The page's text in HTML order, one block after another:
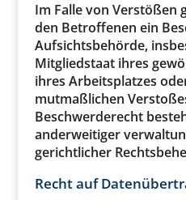
Im Falle von Verstößen
den Betroffenen ein
Aufsichtsbehörde,
Mitgliedstaat ihres
ihres Arbeitsplatzes
mutmaßlichen
Beschwerderecht
anderweitiger
gerichtlicher
Recht auf